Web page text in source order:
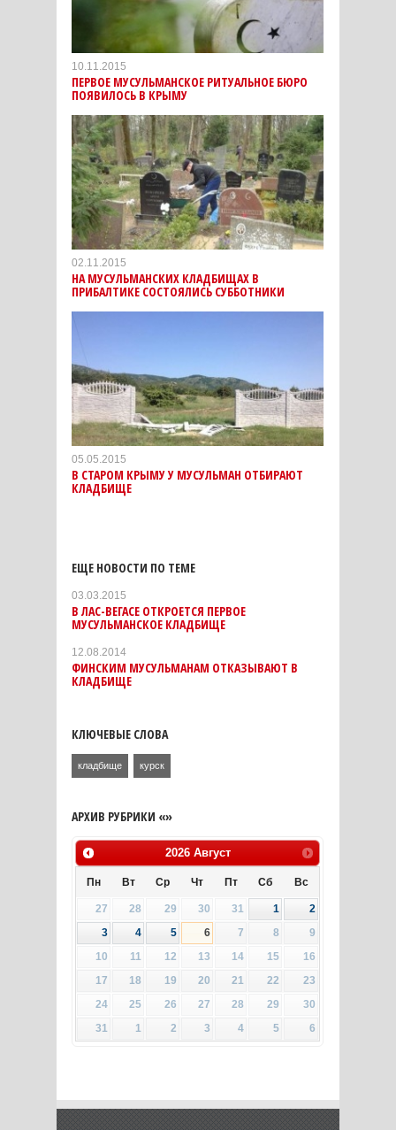
10.11.2015
ПЕРВОЕ МУСУЛЬМАНСКОЕ РИТУАЛЬНОЕ БЮРО
ПОЯВИЛОСЬ В КРЫМУ
02.11.2015
НА МУСУЛЬМАНСКИХ КЛАДБИЩАХ В
ПРИБАЛТИКЕ СОСТОЯЛИСЬ СУББОТНИКИ
05.05.2015
В СТАРОМ КРЫМУ У МУСУЛЬМАН ОТБИРАЮТ
КЛАДБИЩЕ
ЕЩЕ НОВОСТИ ПО ТЕМЕ
03.03.2015
В ЛАС-ВЕГАСЕ ОТКРОЕТСЯ ПЕРВОЕ
МУСУЛЬМАНСКОЕ КЛАДБИЩЕ
12.08.2014
ФИНСКИМ МУСУЛЬМАНАМ ОТКАЗЫВАЮТ В
КЛАДБИЩЕ
КЛЮЧЕВЫЕ СЛОВА
кладбище курск
АРХИВ РУБРИКИ «»
2026 Август
Пн Вт Ср Чт Пт Сб Вс
27 28 29 30 31 1
2
3
4 5 6 7 8
9
10
11 12 13 14 15
16
17
18 19 20 21 22
23
24
25 26 27 28 29
30
31
1 2 3 4 5 6